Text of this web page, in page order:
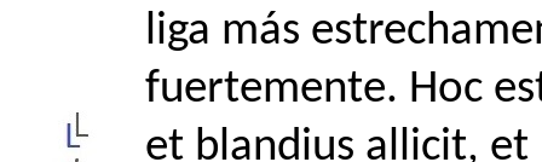
liga más
fuertemente. Hoc
et blandius allicit, et